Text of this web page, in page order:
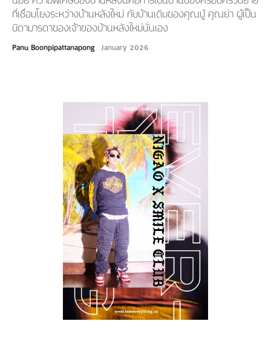
ที่เชื่อมโยงระหว่างบ้านหลังใหม่ กับบ้านเดิมของคุณปู่ คุณย่า ผู้เป็น
บิดามารดาของเจ้าของบ้านหลังใหม่นั่นเอง
Panu Boonpipattanapong January 2026